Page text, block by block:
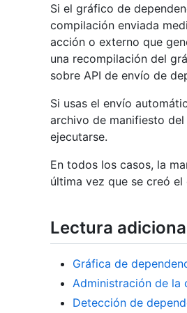
Si el gráfico de
compilación enviada
acción o externo que
una recompilación del
sobre API de envío de
Si usas el envío
archivo de manifiesto
ejecutarse.
En todos los casos, la
última vez que se creó
Lectura
Gráfica de
Administración de la
Detección de